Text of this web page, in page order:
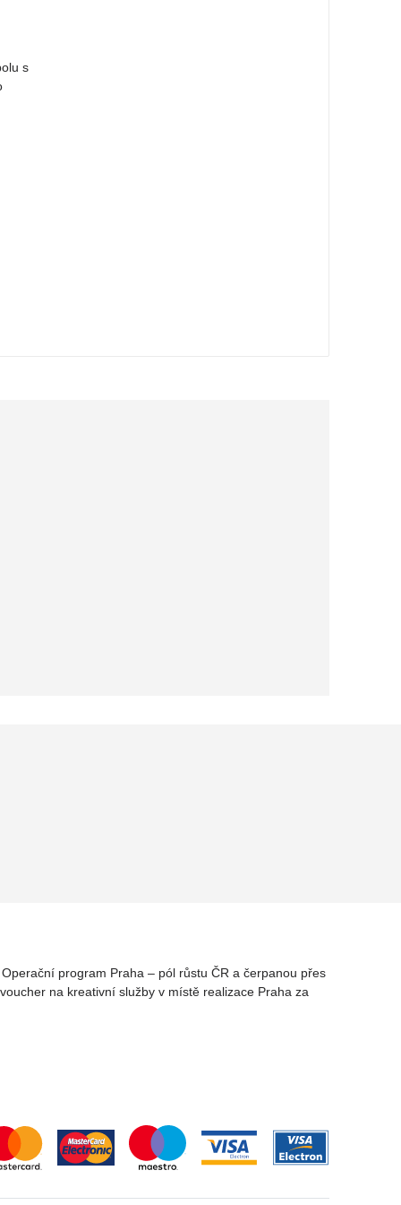
s
program Praha – pól růstu ČR a čerpanou přes
na kreativní služby v místě realizace Praha za